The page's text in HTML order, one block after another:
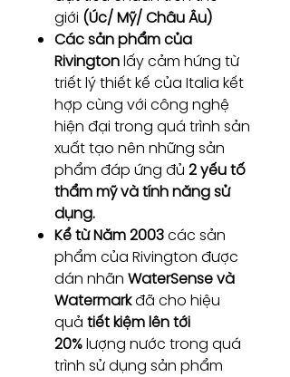
giới (Úc/ Mỹ/ Châu Âu)
Các sản phẩm của
Rivingtonlấy cảm hứng từ
triết lý thiết kế của Italia kết
hợp cùng với công nghệ
hiện đại trong quá trình sản
xuất tạo nên những sản
phẩm đáp ứng đủ 2 yếu tố
thẩm mỹ và tính năng sử
dụng.
Kể từ Năm 2003các sản
phẩm của Rivington được
dán nhãn WaterSense và
Watermarkđã cho hiệu
quả tiết kiệm lên tới
20%lượng nước trong quá
trình sử dụng sản phẩm